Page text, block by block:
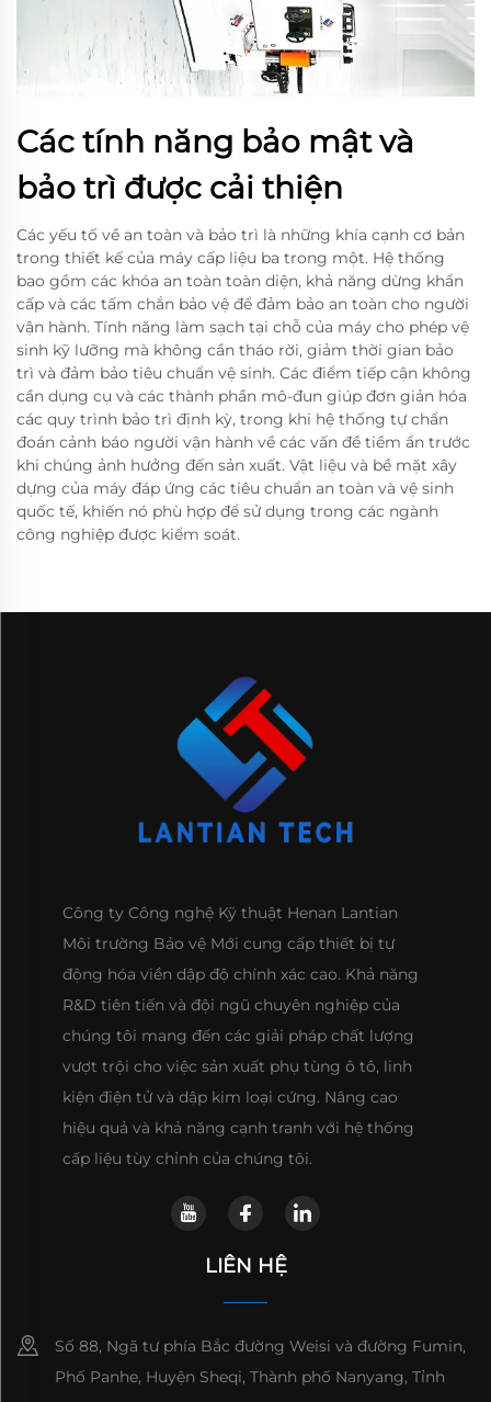
Các tính năng bảo mật và
bảo trì được cải thiện
Các yếu tố về an toàn và bảo trì là những khía cạnh cơ bản
trong thiết kế của máy cấp liệu ba trong một. Hệ thống
bao gồm các khóa an toàn toàn diện, khả năng dừng khẩn
cấp và các tấm chắn bảo vệ để đảm bảo an toàn cho người
vận hành. Tính năng làm sạch tại chỗ của máy cho phép vệ
sinh kỹ lưỡng mà không cần tháo rời, giảm thời gian bảo
trì và đảm bảo tiêu chuẩn vệ sinh. Các điểm tiếp cận không
cần dụng cụ và các thành phần mô-đun giúp đơn giản hóa
các quy trình bảo trì định kỳ, trong khi hệ thống tự chẩn
đoán cảnh báo người vận hành về các vấn đề tiềm ẩn trước
khi chúng ảnh hưởng đến sản xuất. Vật liệu và bề mặt xây
dựng của máy đáp ứng các tiêu chuẩn an toàn và vệ sinh
quốc tế, khiến nó phù hợp để sử dụng trong các ngành
công nghiệp được kiểm soát.
Công ty Công nghệ Kỹ thuật Henan Lantian
Môi trường Bảo vệ Mới cung cấp thiết bị tự
động hóa viền dập độ chính xác cao. Khả năng
R&D tiên tiến và đội ngũ chuyên nghiệp của
chúng tôi mang đến các giải pháp chất lượng
vượt trội cho việc sản xuất phụ tùng ô tô, linh
kiện điện tử và dập kim loại cứng. Nâng cao
hiệu quả và khả năng cạnh tranh với hệ thống
cấp liệu tùy chỉnh của chúng tôi.
LIÊN HỆ
Số 88, Ngã tư phía Bắc đường Weisi và đường Fumin,
Phố Panhe, Huyện Sheqi, Thành phố Nanyang, Tỉnh